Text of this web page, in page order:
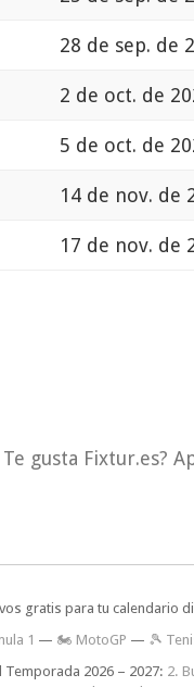
28 de sep. de
2 de oct. de
5 de oct. de
14 de nov. de
17 de nov. de
Te gusta Fixtur.es?
gratis para tu calendario
1 — 🏍 MotoGP — 🎾
2026 – 2027: 2.